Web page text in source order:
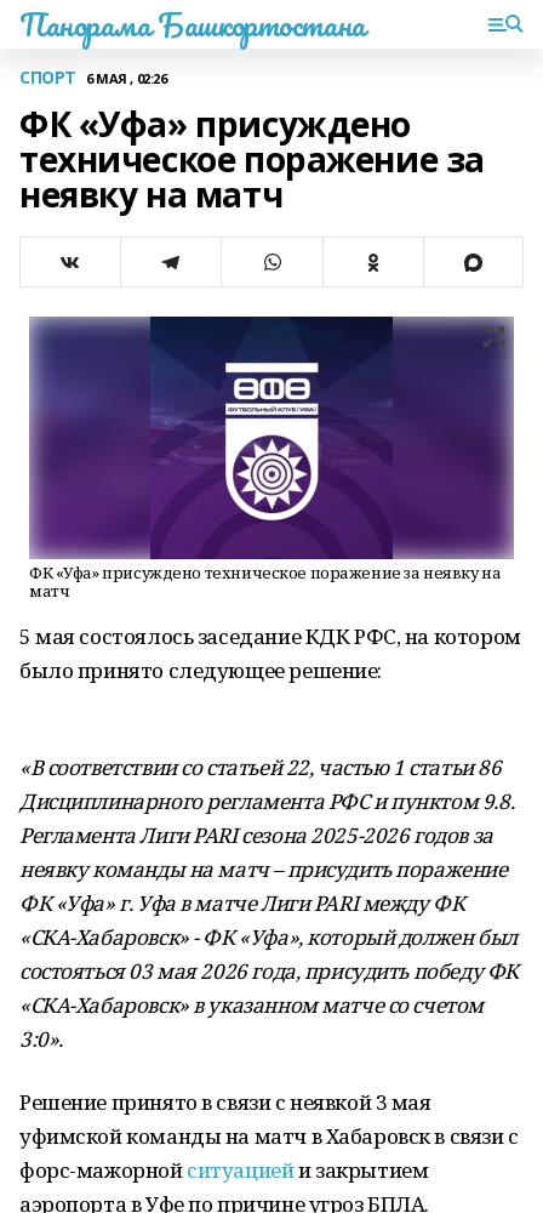
Панорама Башкортостана
СПОРТ 6 МАЯ , 02:26
ФК «Уфа» присуждено
техническое поражение за
неявку на матч
ФК «Уфа» присуждено техническое поражение за неявку на
матч
5 мая состоялось заседание КДК РФС, на котором
было принято следующее решение:
«В соответствии со статьей 22, частью 1 статьи 86
Дисциплинарного регламента РФС и пунктом 9.8.
Регламента Лиги PARI сезона 2025-2026 годов за
неявку команды на матч – присудить поражение
ФК «Уфа» г. Уфа в матче Лиги PARI между ФК
«СКА-Хабаровск» - ФК «Уфа», который должен был
состояться 03 мая 2026 года, присудить победу ФК
«СКА-Хабаровск» в указанном матче со счетом
3:0».
Решение принято в связи с неявкой 3 мая
уфимской команды на матч в Хабаровск в связи с
форс-мажорнойситуациейи закрытием
аэропорта в Уфе по причине угроз БПЛА.